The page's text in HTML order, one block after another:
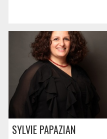
SYLVIE PAPAZIAN